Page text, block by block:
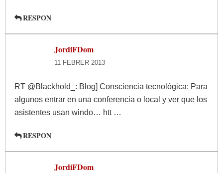
RESPON
JordiFDom
11 FEBRER 2013
RT @Blackhold_: Blog] Consciencia tecnológica: Para
algunos entrar en una conferencia o local y ver que los
asistentes usan windo… htt …
RESPON
JordiFDom